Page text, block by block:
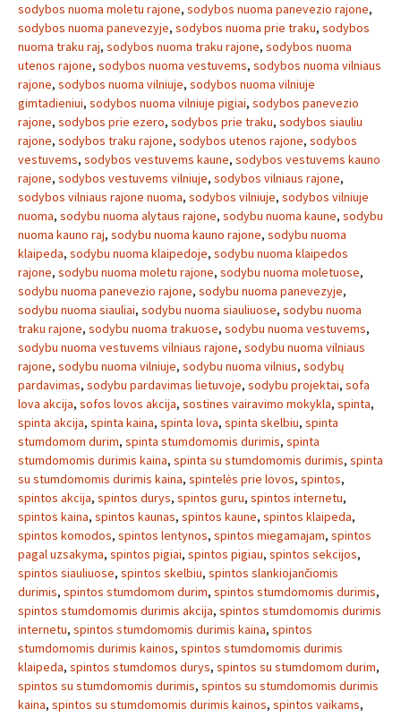
sodybos nuoma moletu rajone, sodybos nuoma panevezio rajone,
sodybos nuoma panevezyje, sodybos nuoma prie traku, sodybos
nuoma traku raj, sodybos nuoma traku rajone, sodybos nuoma
utenos rajone, sodybos nuoma vestuvems, sodybos nuoma vilniaus
rajone, sodybos nuoma vilniuje, sodybos nuoma vilniuje
gimtadieniui, sodybos nuoma vilniuje pigiai, sodybos panevezio
rajone, sodybos prie ezero, sodybos prie traku, sodybos siauliu
rajone, sodybos traku rajone, sodybos utenos rajone, sodybos
vestuvems, sodybos vestuvems kaune, sodybos vestuvems kauno
rajone, sodybos vestuvems vilniuje, sodybos vilniaus rajone,
sodybos vilniaus rajone nuoma, sodybos vilniuje, sodybos vilniuje
nuoma, sodybu nuoma alytaus rajone, sodybu nuoma kaune, sodybu
nuoma kauno raj, sodybu nuoma kauno rajone, sodybu nuoma
klaipeda, sodybu nuoma klaipedoje, sodybu nuoma klaipedos
rajone, sodybu nuoma moletu rajone, sodybu nuoma moletuose,
sodybu nuoma panevezio rajone, sodybu nuoma panevezyje,
sodybu nuoma siauliai, sodybu nuoma siauliuose, sodybu nuoma
traku rajone, sodybu nuoma trakuose, sodybu nuoma vestuvems,
sodybu nuoma vestuvems vilniaus rajone, sodybu nuoma vilniaus
rajone, sodybu nuoma vilniuje, sodybu nuoma vilnius, sodybų
pardavimas, sodybu pardavimas lietuvoje, sodybu projektai, sofa
lova akcija, sofos lovos akcija, sostines vairavimo mokykla, spinta,
spinta akcija, spinta kaina, spinta lova, spinta skelbiu, spinta
stumdomom durim, spinta stumdomomis durimis, spinta
stumdomomis durimis kaina, spinta su stumdomomis durimis, spinta
su stumdomomis durimis kaina, spintelės prie lovos, spintos,
spintos akcija, spintos durys, spintos guru, spintos internetu,
spintos kaina, spintos kaunas, spintos kaune, spintos klaipeda,
spintos komodos, spintos lentynos, spintos miegamajam, spintos
pagal uzsakyma, spintos pigiai, spintos pigiau, spintos sekcijos,
spintos siauliuose, spintos skelbiu, spintos slankiojančiomis
durimis, spintos stumdomom durim, spintos stumdomomis durimis,
spintos stumdomomis durimis akcija, spintos stumdomomis durimis
internetu, spintos stumdomomis durimis kaina, spintos
stumdomomis durimis kainos, spintos stumdomomis durimis
klaipeda, spintos stumdomos durys, spintos su stumdomom durim,
spintos su stumdomomis durimis, spintos su stumdomomis durimis
kaina, spintos su stumdomomis durimis kainos, spintos vaikams,